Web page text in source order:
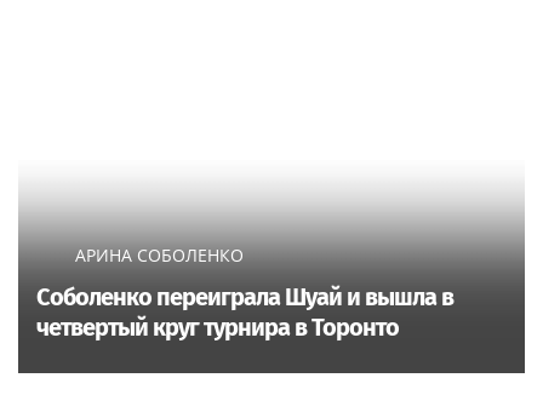
АРИНА СОБОЛЕНКО
Соболенко переиграла Шуай и вышла в
четвертый круг турнира в Торонто